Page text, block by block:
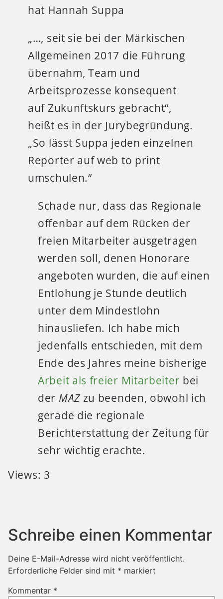
hat Hannah Suppa
„…, seit sie bei der Märkischen
Allgemeinen 2017 die Führung
übernahm, Team und
Arbeitsprozesse konsequent
auf Zukunftskurs gebracht“,
heißt es in der Jurybegründung.
„So lässt Suppa jeden einzelnen
Reporter auf web to print
umschulen.“
Schade nur, dass das Regionale
offenbar auf dem Rücken der
freien Mitarbeiter ausgetragen
werden soll, denen Honorare
angeboten wurden, die auf einen
Entlohung je Stunde deutlich
unter dem Mindestlohn
hinausliefen. Ich habe mich
jedenfalls entschieden, mit dem
Ende des Jahres meine bisherige
Arbeit als freier Mitarbeiter bei
der MAZzu beenden, obwohl ich
gerade die regionale
Berichterstattung der Zeitung für
sehr wichtig erachte.
Views: 3
Schreibe einen Kommentar
Deine E-Mail-Adresse wird nicht veröffentlicht.
Erforderliche Felder sind mit * markiert
Kommentar *